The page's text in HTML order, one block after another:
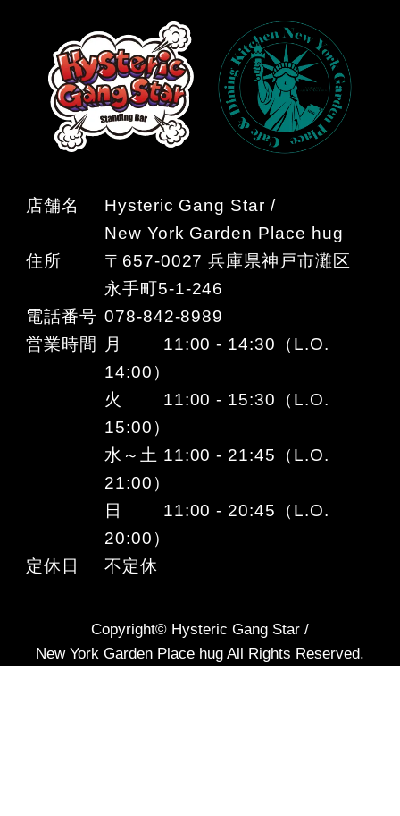
店舗名
Hysteric Gang Star /
New York Garden Place hug
住所
〒657-0027 兵庫県神戸市灘区
永手町5-1-246
電話番号 078-842-8989
営業時間
月 11:00 - 14:30（L.O.
14:00）
火 11:00 - 15:30（L.O.
15:00）
水～土 11:00 - 21:45（L.O.
21:00）
日 11:00 - 20:45（L.O.
20:00）
定休日
不定休
Copyright© Hysteric Gang Star /
New York Garden Place hug All Rights Reserved.